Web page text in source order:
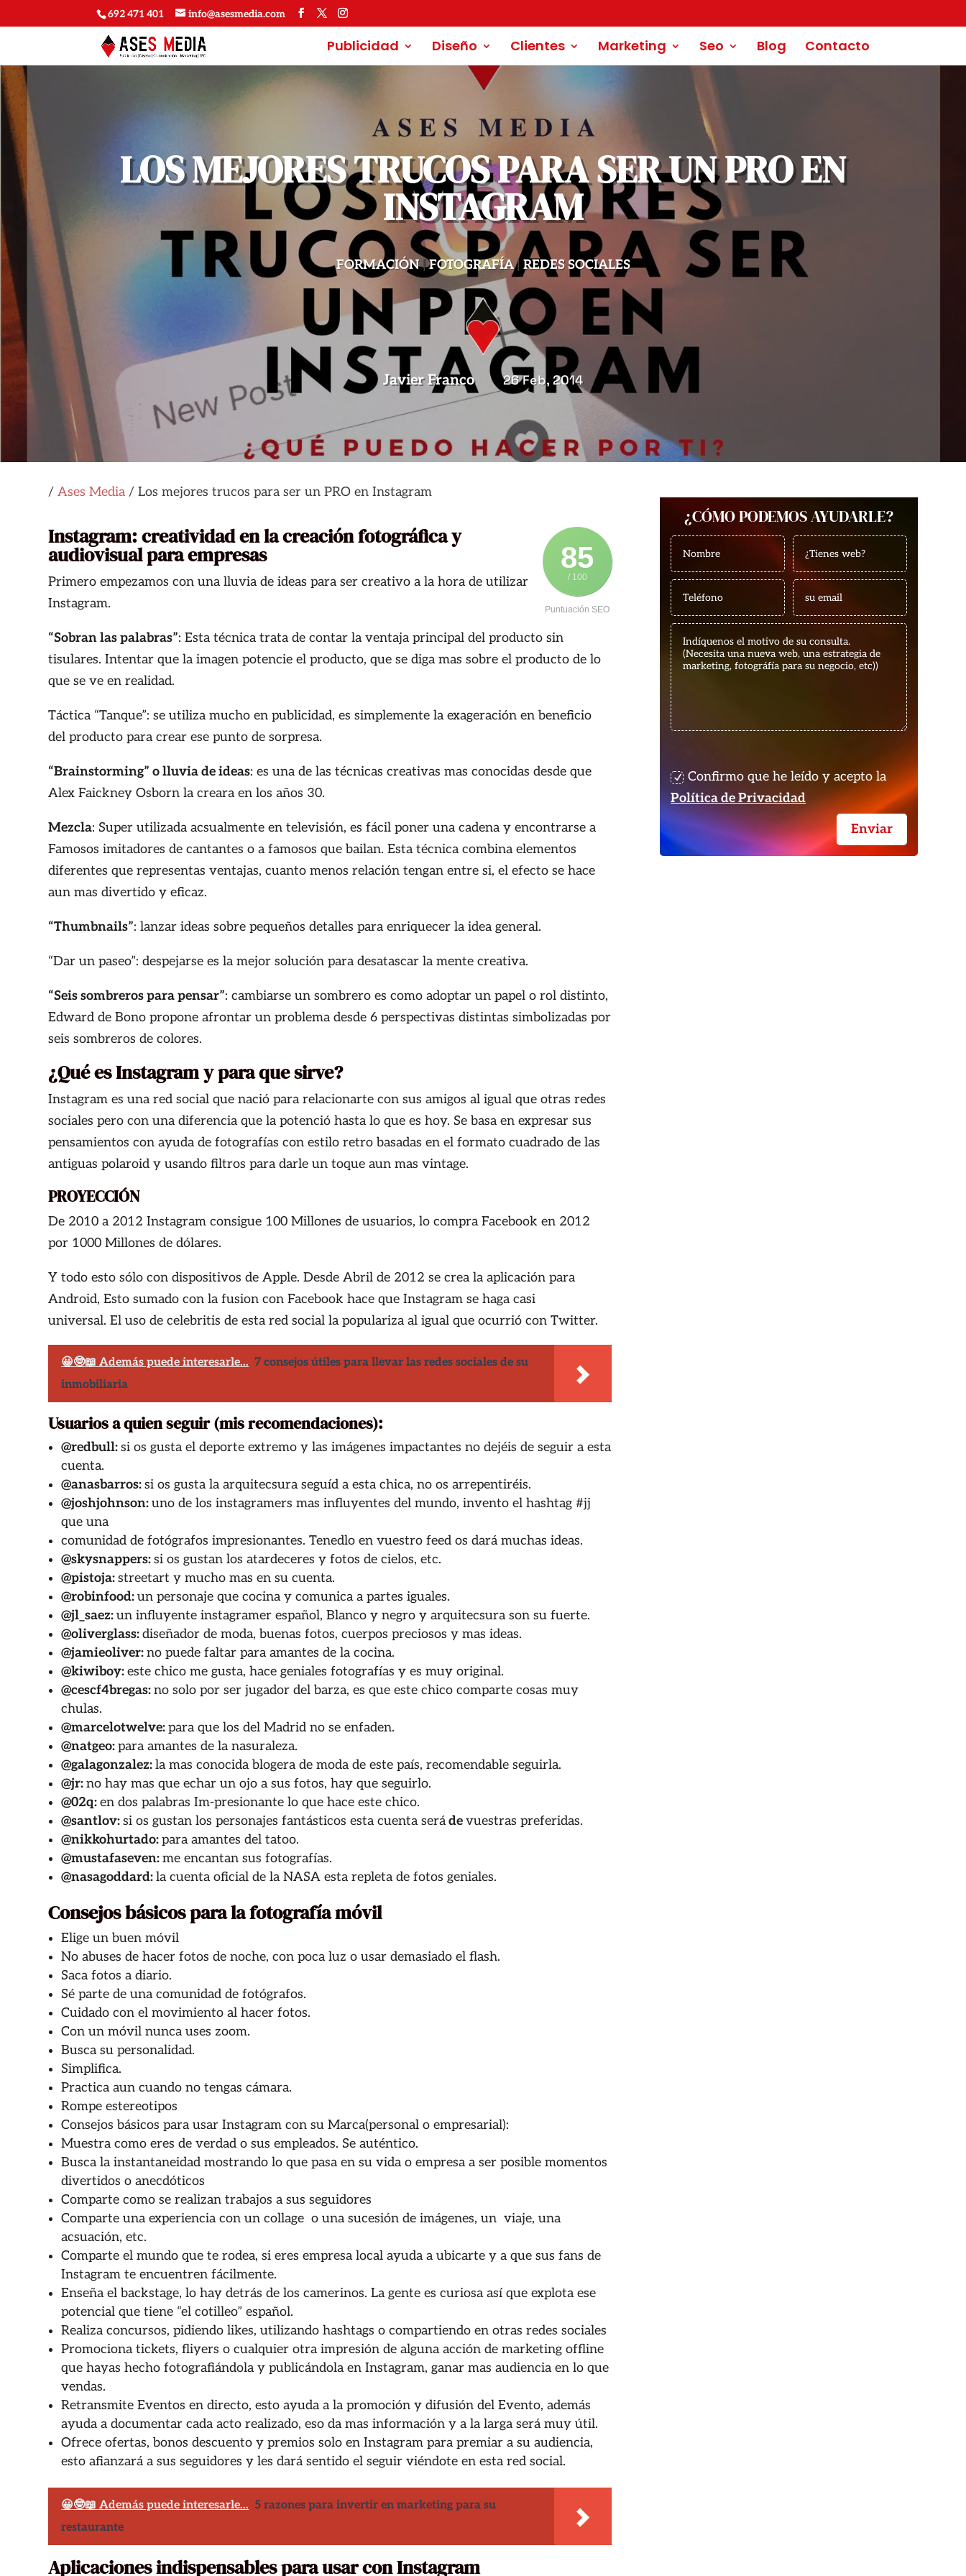
692 471 401 info@asesmedia.com
Publicidad Diseño Clientes Marketing Seo Blog Contacto
LOS MEJORES TRUCOS PARA SER UN PRO EN
INSTAGRAM
FORMACIÓN|FOTOGRAFÍA| REDES SOCIALES
Javier Franco 26 Feb, 2014
/ Ases Media /Los mejores trucos para ser un PRO en Instagram
85
/ 100
Puntuación SEO
Instagram: creatividad en la creación fotográfica y
audiovisual para empresas
Primero empezamos con una lluvia de ideas para ser creativo a la hora de utilizar
Instagram.
“Sobran las palabras”: Esta técnica trata de contar la ventaja principal del producto sin
tisulares. Intentar que la imagen potencie el producto, que se diga mas sobre el producto de lo
que se ve en realidad.
Táctica “Tanque”: se utiliza mucho en publicidad, es simplemente la exageración en beneficio
del producto para crear ese punto de sorpresa.
“Brainstorming” o lluvia de ideas: es una de las técnicas creativas mas conocidas desde que
Alex Faickney Osborn la creara en los años 30.
Mezcla: Super utilizada acsualmente en televisión, es fácil poner una cadena y encontrarse a
Famosos imitadores de cantantes o a famosos que bailan. Esta técnica combina elementos
diferentes que representas ventajas, cuanto menos relación tengan entre si, el efecto se hace
aun mas divertido y eficaz.
“Thumbnails”: lanzar ideas sobre pequeños detalles para enriquecer la idea general.
“Dar un paseo”: despejarse es la mejor solución para desatascar la mente creativa.
“Seis sombreros para pensar”: cambiarse un sombrero es como adoptar un papel o rol distinto,
Edward de Bono propone afrontar un problema desde 6 perspectivas distintas simbolizadas por
seis sombreros de colores.
¿Qué es Instagram y para que sirve?
Instagram es una red social que nació para relacionarte con sus amigos al igual que otras redes
sociales pero con una diferencia que la potenció hasta lo que es hoy. Se basa en expresar sus
pensamientos con ayuda de fotografías con estilo retro basadas en el formato cuadrado de las
antiguas polaroid y usando filtros para darle un toque aun mas vintage.
PROYECCIÓN
De 2010 a 2012 Instagram consigue 100 Millones de usuarios,lo compra Facebook en 2012
por 1000 Millones de dólares.
Y todo esto sólo con dispositivos de Apple.Desde Abril de 2012 se crea la aplicación para
Android,Esto sumado con la fusion con Facebook hace que Instagram se haga casi
universal.El uso de celebritis de esta red social la populariza al igual que ocurrió con Twitter.
😀🤓📖 Además puede interesarle... 7 consejos útiles para llevar las redes sociales de su
inmobiliaria
Usuarios a quien seguir (mis recomendaciones):
@redbull:si os gusta el deporte extremo y las imágenes impactantes no dejéis de seguir a esta
cuenta.
@anasbarros:si os gusta la arquitecsura seguíd a esta chica, no os arrepentiréis.
@joshjohnson:uno de los instagramers mas influyentes del mundo, invento el hashtag #jj
que una
comunidad de fotógrafos impresionantes. Tenedlo en vuestro feed os dará muchas ideas.
@skysnappers:si os gustan los atardeceres y fotos de cielos, etc.
@pistoja:streetart y mucho mas en su cuenta.
@robinfood:un personaje que cocina y comunica a partes iguales.
@jl_saez:un influyente instagramer español, Blanco y negro y arquitecsura son su fuerte.
@oliverglass:diseñador de moda, buenas fotos, cuerpos preciosos y mas ideas.
@jamieoliver:no puede faltar para amantes de la cocina.
@kiwiboy:este chico me gusta, hace geniales fotografías y es muy original.
@cescf4bregas:no solo por ser jugador del barza, es que este chico comparte cosas muy
chulas.
@marcelotwelve:para que los del Madrid no se enfaden.
@natgeo:para amantes de la nasuraleza.
@galagonzalez:la mas conocida blogera de moda de este país, recomendable seguirla.
@jr:no hay mas que echar un ojo a sus fotos, hay que seguirlo.
@02q:en dos palabras Im-presionante lo que hace este chico.
@santlov:si os gustan los personajes fantásticos esta cuenta serádevuestras preferidas.
@nikkohurtado:para amantes del tatoo.
@mustafaseven:me encantan sus fotografías.
@nasagoddard:la cuenta oficial de la NASA esta repleta de fotos geniales.
Consejos básicos para la fotografía móvil
Elige un buen móvil
No abuses de hacer fotos de noche, con poca luz o usar demasiado el flash.
Saca fotos a diario.
Sé parte de una comunidad de fotógrafos.
Cuidado con el movimiento al hacer fotos.
Con un móvil nunca uses zoom.
Busca su personalidad.
Simplifica.
Practica aun cuando no tengas cámara.
Rompe estereotipos
Consejos básicos para usar Instagram con su Marca(personal o empresarial):
Muestra como eres de verdad o sus empleados. Se auténtico.
Busca la instantaneidad mostrando lo que pasa en su vida o empresa a ser posible momentos
divertidos o anecdóticos
Comparte como se realizan trabajos a sus seguidores
Comparte una experiencia con un collage o una sucesión de imágenes, un viaje, una
acsuación, etc.
Comparte el mundo que te rodea, si eres empresa local ayuda a ubicarte y a que sus fans de
Instagram te encuentren fácilmente.
Enseña el backstage, lo hay detrás de los camerinos. La gente es curiosa así que explota ese
potencial que tiene “el cotilleo” español.
Realiza concursos, pidiendo likes, utilizando hashtags o compartiendo en otras redes sociales
Promociona tickets, fliyers o cualquier otra impresión de alguna acción de marketing offline
que hayas hecho fotografiándola y publicándola en Instagram, ganar mas audiencia en lo que
vendas.
Retransmite Eventos en directo, esto ayuda a la promoción y difusión del Evento, además
ayuda a documentar cada acto realizado, eso da mas información y a la larga será muy útil.
Ofrece ofertas, bonos descuento y premios solo en Instagram para premiar a su audiencia,
esto afianzará a sus seguidores y les dará sentido el seguir viéndote en esta red social.
😀🤓📖 Además puede interesarle... 5 razones para invertir en marketing para su
restaurante
Aplicaciones indispensables para usar con Instagram
¿CÓMO PODEMOS AYUDARLE?
Confirmo que he leído y acepto la
Política de Privacidad
Enviar
Utilizamos cookies para ofrecerte la mejor experiencia en nuestra web.
Puedes aprender más sobre qué cookies utilizamos o desactivarlas en losajustes.